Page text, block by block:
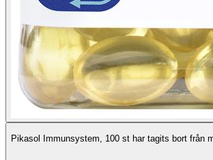
Pikasol Immunsystem, 100 st har tagits bort från